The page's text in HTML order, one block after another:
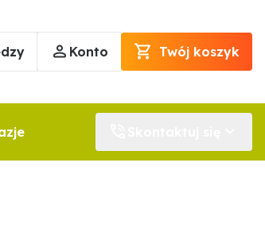
Konto Twój koszyk